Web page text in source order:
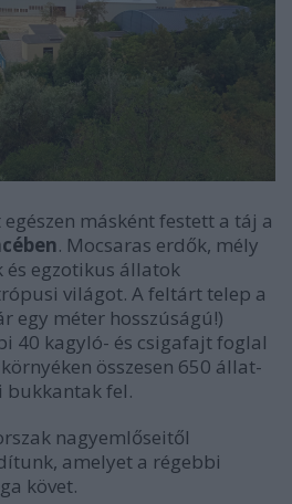
másként festett a táj a
. Mocsaras erdők, mély
és egzotikus állatok
világot. A feltárt telep a
egy méter hosszúságú!)
40 kagyló- és csigafajt foglal
összesen 650 állat-
bukkantak fel.
nagyemlőseitől
amelyet a régebbi
követ.